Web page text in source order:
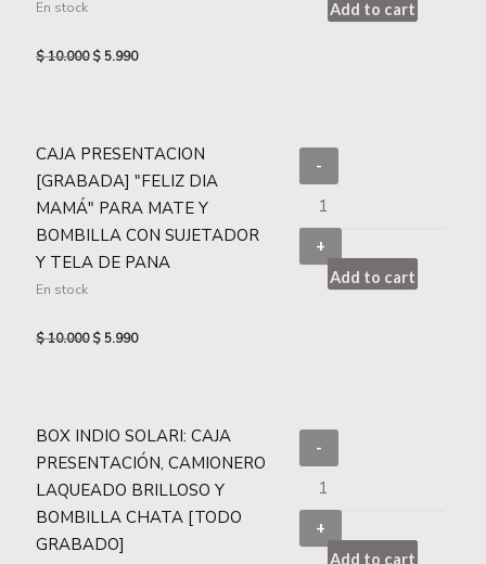
En stock
$10.000 $5.990
Add to cart
CAJA PRESENTACION
[GRABADA] "FELIZ DIA
MAMÁ" PARA MATE Y
BOMBILLA CON SUJETADOR
Y TELA DE PANA
En stock
$10.000 $5.990
-
+
Add to cart
BOX INDIO SOLARI: CAJA
PRESENTACIÓN, CAMIONERO
LAQUEADO BRILLOSO Y
BOMBILLA CHATA [TODO
GRABADO]
-
+
Add to cart